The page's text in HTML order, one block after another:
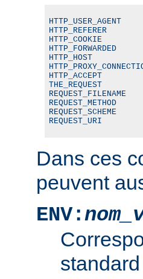
HTTP_REFERER
HTTP_COOKIE
HTTP_FORWARDED
HTTP_HOST
HTTP_ACCEPT
THE_REQUEST
REQUEST_METHOD
REQUEST_URI
Dans ces
peuvent
ENV:
standard